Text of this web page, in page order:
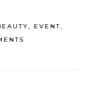
, EVENT,